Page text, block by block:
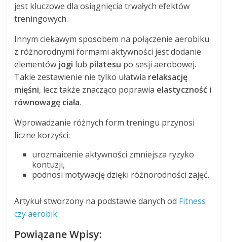
jest kluczowe dla osiągnięcia trwałych efektów
treningowych.
Innym ciekawym sposobem na połączenie aerobiku
z różnorodnymi formami aktywności jest dodanie
elementów jogi lub pilatesu po sesji aerobowej.
Takie zestawienie nie tylko ułatwia relaksację
mięśni, lecz także znacząco poprawia elastyczność i
równowagę ciała.
Wprowadzanie różnych form treningu przynosi
liczne korzyści:
urozmaicenie aktywności zmniejsza ryzyko
kontuzji,
podnosi motywację dzięki różnorodności zajęć.
Artykuł stworzony na podstawie danych od Fitness
czy aerobik.
Powiązane Wpisy: